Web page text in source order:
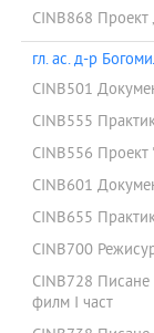
CINB868 Проект
гл. ас. д-р
CINB501
CINB555
CINB556
CINB601
CINB655
CINB700
CINB728
филм I част